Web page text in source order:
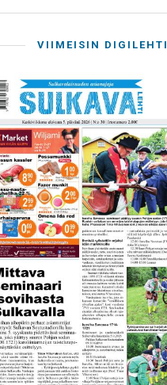
VIIMEISIN DIGILEHTI